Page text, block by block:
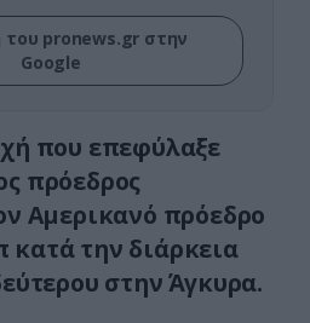
του pronews.gr στην
Google
που επεφύλαξε
πρόεδρος
Αμερικανό πρόεδρο
την διάρκεια
στην Άγκυρα.